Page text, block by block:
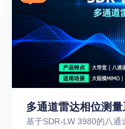
多通道雷达相位测
基于SDR-LW 3980的八